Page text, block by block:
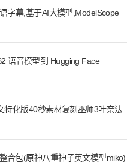
字幕,基于AI大模型,ModelScope
语音模型到 Hugging Face
特化版40秒素材复刻巫师3叶奈法
合包(原神八重神子英文模型miko)